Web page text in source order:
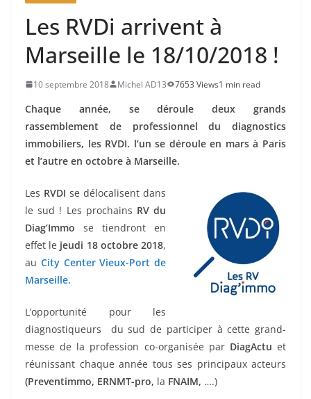
Les RVDi arrivent à
Marseille le 18/10/2018 !
10 septembre 2018 Michel AD13 7653 Views1 min read
Chaque année, se déroule deux grands
rassemblement de professionnel du diagnostics
immobiliers, les RVDI. l’un se déroule en mars à Paris
et l’autre en octobre à Marseille.
Les RVDI se délocalisent dans
le sud ! Les prochains RV du
Diag’Immo se tiendront en
effet le jeudi 18 octobre 2018,
au City Center Vieux-Port de
Marseille.
L’opportunité pour les
diagnostiqueurs du sud de participer à cette grand-
messe de la profession co-organisée par DiagActu et
réunissant chaque année tous ses principaux acteurs
(Preventimmo, ERNMT-pro, la FNAIM, ….)